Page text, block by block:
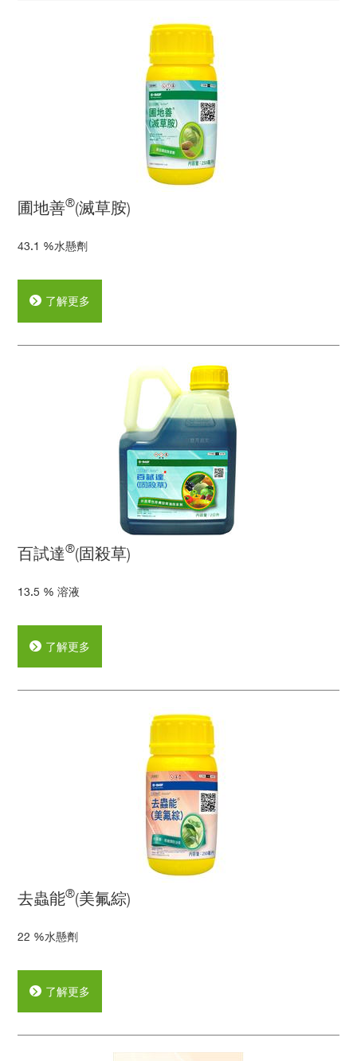
香蕉
圃地善®(滅草胺)
43.1 %水懸劑
了解更多
百試達®(固殺草)
13.5 % 溶液
了解更多
去蟲能®(美氟綜)
22 %水懸劑
了解更多